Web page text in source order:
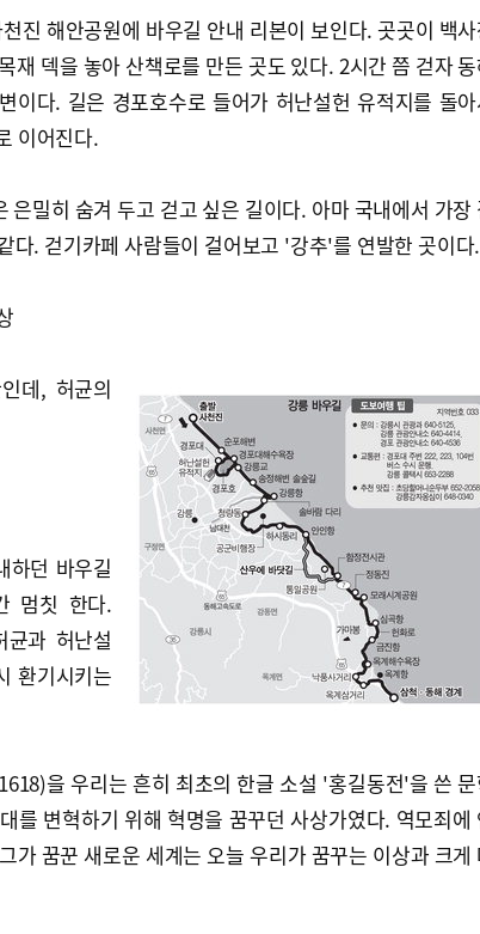
진 해안공원에 바우길 안내 리본이 보인다. 곳곳이 백
재 덱을 놓아 산책로를 만든 곳도 있다. 2시간 쯤 걷자 동
이다. 길은 경포호수로 들어가 허난설헌 유적지를 돌아
이어진다.
밀히 숨겨 두고 걷고 싶은 길이다. 아마 국내에서 가장
다. 걷기카페 사람들이 걸어보고 '강추'를 연발한 곳이다.
데, 허균의
하던 바우길
멈칫 한다.
과 허난설
환기시키는
을 우리는 흔히 최초의 한글 소설 '홍길동전'을 쓴
를 변혁하기 위해 혁명을 꿈꾸던 사상가였다. 역모죄에
가 꿈꾼 새로운 세계는 오늘 우리가 꿈꾸는 이상과 크게